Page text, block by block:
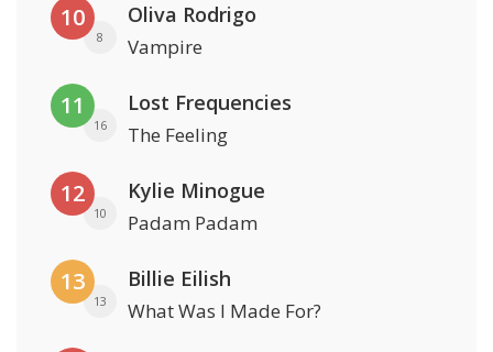
10
8
Oliva Rodrigo
Vampire
11
16
Lost Frequencies
The Feeling
12
10
Kylie Minogue
Padam Padam
13
13
Billie Eilish
What Was I Made For?